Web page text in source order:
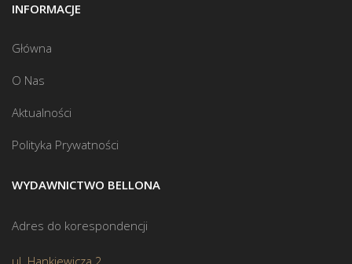
INFORMACJE
Główna
O Nas
Aktualności
Polityka Prywatności
WYDAWNICTWO BELLONA
Adres do korespondencji